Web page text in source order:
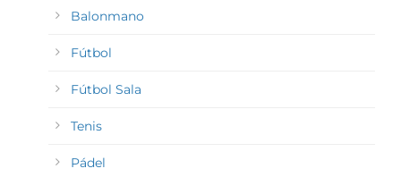
Balonmano
Fútbol
Fútbol Sala
Tenis
Pádel